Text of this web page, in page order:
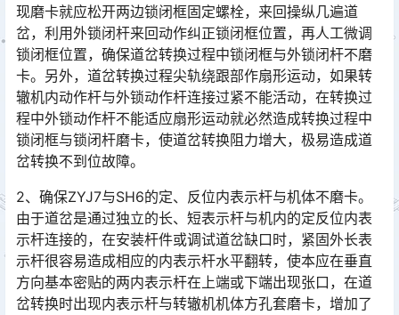
现磨卡就应松开两边锁闭框固定螺栓，来回操纵几遍道
岔，利用外锁闭杆来回动作纠正锁闭框位置，再人工微调
锁闭框位置，确保道岔转换过程中锁闭框与外锁闭杆不磨
卡。另外，道岔转换过程尖轨绕跟部作扇形运动，如果转
辙机内动作杆与外锁动作杆连接过紧不能活动，在转换过
程中外锁动作杆不能适应扇形运动就必然造成转换过程中
锁闭框与锁闭杆磨卡，使道岔转换阻力增大，极易造成道
岔转换不到位故障。󠅅󠅃󠄵󠅂󠄪󠇖󠆨󠆨󠇕󠆞󠆒󠅬󠇘󠆭󠆘󠇙󠆝󠅵󠇗󠆭󠆁󠄐󠇗󠅹󠅸󠇖󠆍󠅳󠇖󠅹󠅰󠇖󠆌󠅹
2、确保ZYJ7与SH6的定、反位内表示杆与机体不磨卡。
由于道岔是通过独立的长、短表示杆与机内的定反位内表
示杆连接的，在安装杆件或调试道岔缺口时，紧固外长表
示杆很容易造成相应的内表示杆水平翻转，使本应在垂直
方向基本密贴的两内表示杆在上端或下端出现张口，在道
岔转换时出现内表示杆与转辙机机体方孔套磨卡，增加了